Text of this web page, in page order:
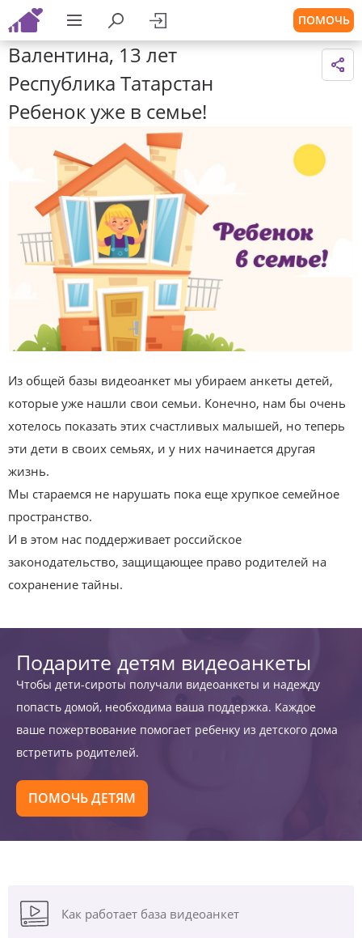
ПОМОЧЬ
Валентина, 13 лет
Республика Татарстан
Ребенок уже в семье!
Из общей базы видеоанкет мы убираем анкеты детей,
которые уже нашли свои семьи. Конечно, нам бы очень
хотелось показать этих счастливых малышей, но теперь
эти дети в своих семьях, и у них начинается другая
жизнь.
Мы стараемся не нарушать пока еще хрупкое семейное
пространство.
И в этом нас поддерживает российское
законодательство, защищающее право родителей на
сохранение тайны.
Подарите детям видеоанкеты
Чтобы дети-сироты получали видеоанкеты и надежду
попасть домой, необходима ваша поддержка. Каждое
ваше пожертвование помогает ребенку из детского дома
встретить родителей.
ПОМОЧЬ ДЕТЯМ
Как работает база видеоанкет